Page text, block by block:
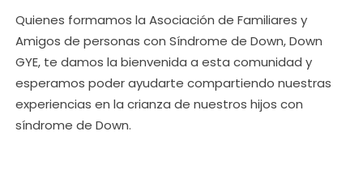
Quienes formamos la Asociación de Familiares y
Amigos de personas con Síndrome de Down, Down
GYE, te damos la bienvenida a esta comunidad y
esperamos poder ayudarte compartiendo nuestras
experiencias en la crianza de nuestros hijos con
síndrome de Down.